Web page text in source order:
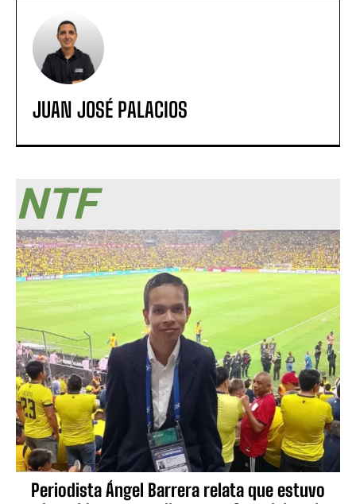
JUAN JOSÉ PALACIOS
NTF
Periodista Ángel Barrera relata que estuvo